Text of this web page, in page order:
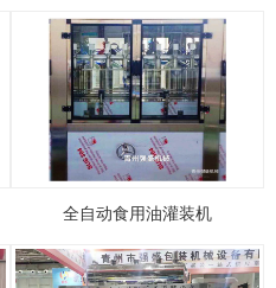
全自动食用油灌装机